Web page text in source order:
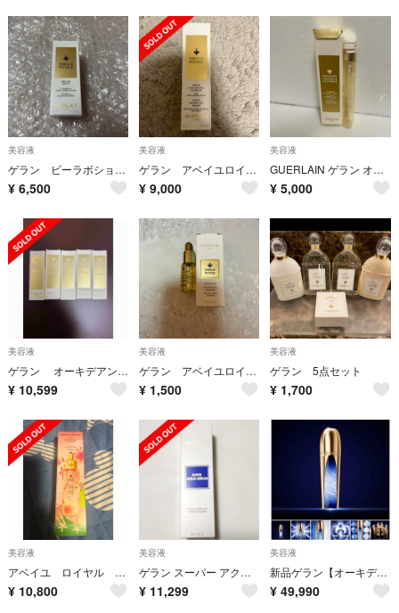
美容液
ゲラン ビーラボショット 新品
¥ 6,500
美容液
ゲラン アベイユロイヤルウォータリーオイルセラム 30ml
¥ 9,000
美容液
GUERLAIN ゲラン オーキデ アンペリアル ゴールドノビレ 美容液 30㎖
¥ 5,000
美容液
ゲラン オーキデアンペリアル ゴールドノビレザセロム サンプル5個
¥ 10,599
美容液
ゲラン アベイユロイヤル アドバンスト ウォータリーオイル 5ml
¥ 1,500
美容液
ゲラン 5点セット
¥ 1,700
美容液
アベイユ ロイヤル ウォータリー オイル セロム 50ml
¥ 10,800
美容液
ゲラン スーパー アクア セロム N 50ml
¥ 11,299
美容液
新品ゲラン【オーキデリフトザセロム30ml】
¥ 49,990